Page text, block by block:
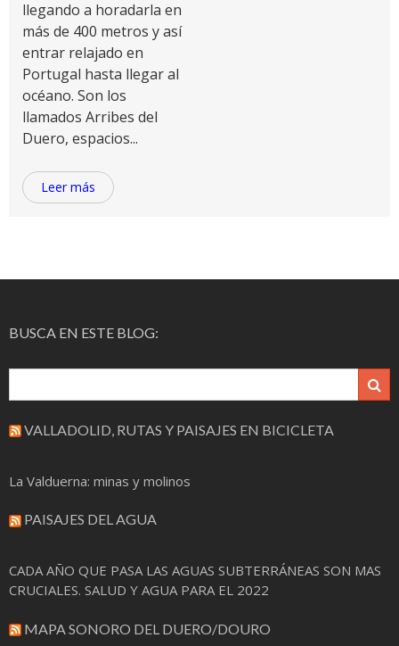
llegando a horadarla en
más de 400 metros y así
entrar relajado en
Portugal hasta llegar al
océano. Son los
llamados Arribes del
Duero, espacios...
Leer más
BUSCA EN ESTE BLOG:
VALLADOLID, RUTAS Y PAISAJES EN BICICLETA
La Valduerna: minas y molinos
PAISAJES DEL AGUA
CADA AÑO QUE PASA LAS AGUAS SUBTERRÁNEAS SON MAS
CRUCIALES. SALUD Y AGUA PARA EL 2022
MAPA SONORO DEL DUERO/DOURO